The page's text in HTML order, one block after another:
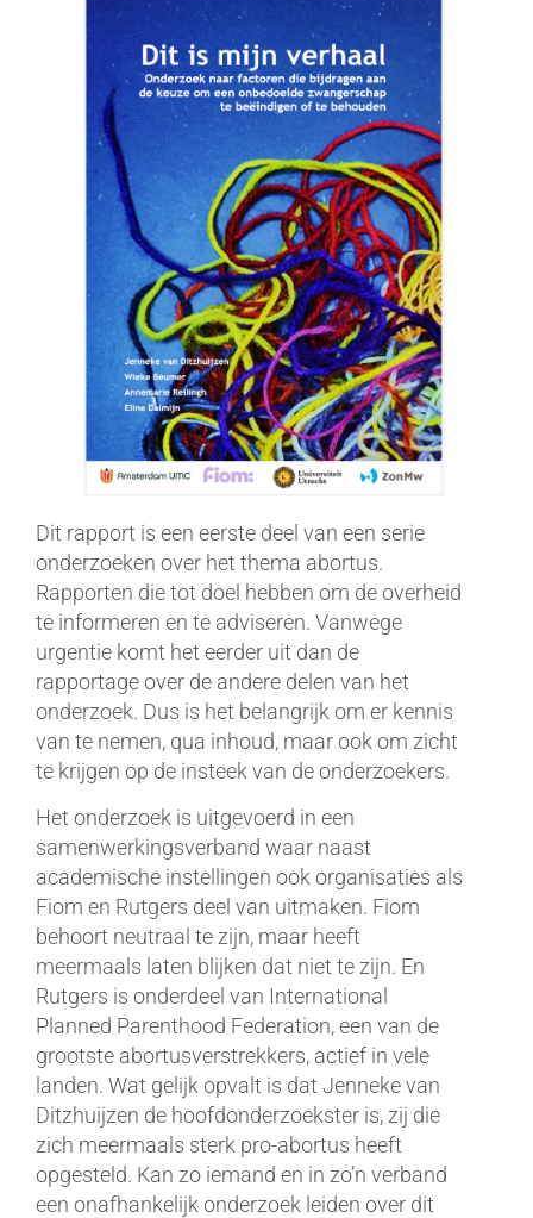
Dit rapport is een eerste deel van een serie
onderzoeken over het thema abortus.
Rapporten die tot doel hebben om de overheid
te informeren en te adviseren. Vanwege
urgentie komt het eerder uit dan de
rapportage over de andere delen van het
onderzoek. Dus is het belangrijk om er kennis
van te nemen, qua inhoud, maar ook om zicht
te krijgen op de insteek van de onderzoekers.
Het onderzoek is uitgevoerd in een
samenwerkingsverband waar naast
academische instellingen ook organisaties als
Fiom en Rutgers deel van uitmaken. Fiom
behoort neutraal te zijn, maar heeft
meermaals laten blijken dat niet te zijn. En
Rutgers is onderdeel van International
Planned Parenthood Federation, een van de
grootste abortusverstrekkers, actief in vele
landen. Wat gelijk opvalt is dat Jenneke van
Ditzhuijzen de hoofdonderzoekster is, zij die
zich meermaals sterk pro-abortus heeft
opgesteld. Kan zo iemand en in zo’n verband
een onafhankelijk onderzoek leiden over dit